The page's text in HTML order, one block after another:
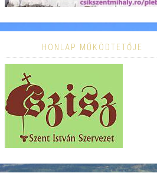
HONLAP MŰKÖDTETŐJE